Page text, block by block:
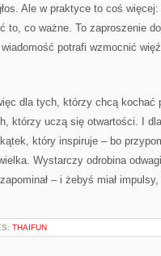
Ale w praktyce to coś
to, co ważne. To zaproszenie
potrafi wzmocnić
dla tych, którzy chcą
którzy uczą się otwartości. I
który inspiruje – bo
Wystarczy odrobina
– i żebyś miał
THAIFUN